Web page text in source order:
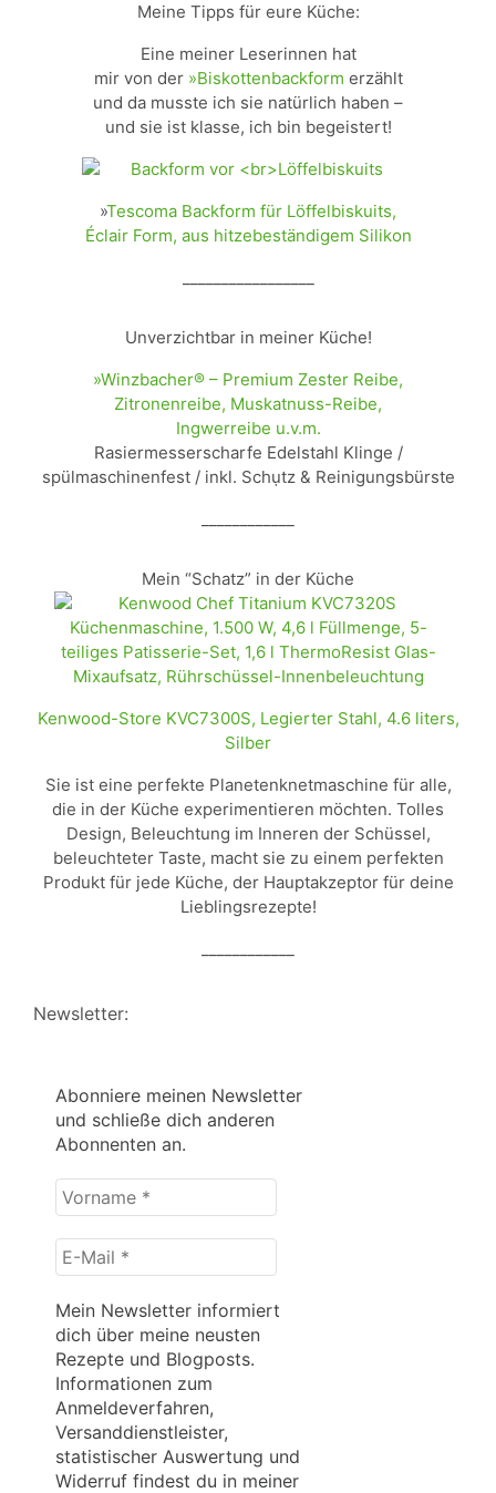
Meine Tipps für eure Küche:
Eine meiner Leserinnen hat
mir von der »Biskottenbackform erzählt
und da musste ich sie natürlich haben –
und sie ist klasse, ich bin begeistert!
»Tescoma Backform für Löffelbiskuits,
Éclair Form, aus hitzebeständigem Silikon
Unverzichtbar in meiner Küche!
»Winzbacher® – Premium Zester Reibe,
Zitronenreibe, Muskatnuss-Reibe,
Ingwerreibe u.v.m.
Rasiermesserscharfe Edelstahl Klinge /
spülmaschinenfest / inkl. Schụtz & Reinigungsbürste
Mein “Schatz” in der Küche
Kenwood-Store KVC7300S, Legierter Stahl, 4.6 liters,
Silber
Sie ist eine perfekte Planetenknetmaschine für alle,
die in der Küche experimentieren möchten. Tolles
Design, Beleuchtung im Inneren der Schüssel,
beleuchteter Taste, macht sie zu einem perfekten
Produkt für jede Küche, der Hauptakzeptor für deine
Lieblingsrezepte!
Newsletter:
Abonniere meinen Newsletter
und schließe dich anderen
Abonnenten an.
Vorname
*
E-
Mail
Mein Newsletter informiert
dich über meine neusten
Rezepte und Blogposts.
Informationen zum
Anmeldeverfahren,
Versanddienstleister,
statistischer Auswertung und
Widerruf findest du in meiner